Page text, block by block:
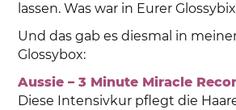
lassen. Was war in Eurer
Und das gab es diesmal in
Glossybox:
Aussie – 3 Minute Miracle
Diese Intensivkur pflegt die